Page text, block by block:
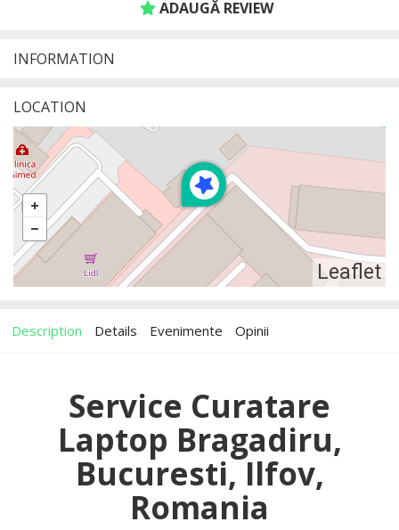
ADAUGĂ REVIEW
INFORMATION
LOCATION
Leaflet
Description Details Evenimente Opinii
Service Curatare
Laptop Bragadiru,
Bucuresti, Ilfov,
Romania